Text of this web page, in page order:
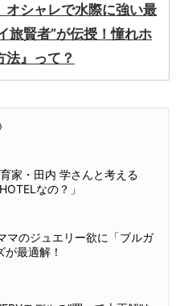
オシャレで水際に強い最
旅賢者”が伝授！憧れホ
法』って？
家・田内 学さんと考える
なの？」
マのジュエリー欲に「ブルガ
が最適解！